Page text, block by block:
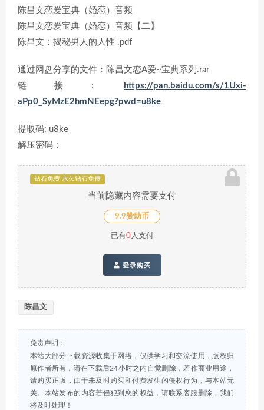
陈昌文恋爱宝典（婚恋）音频
陈昌文恋爱宝典（婚恋）音频【二】
陈昌文：揭秘男人的人性 .pdf
通过网盘分享的文件：陈昌文恋A爱~宝典系列.rar
链接:
https://pan.baidu.com/s/1Uxi-
aPp0_SyMzE2hmNEepg?pwd=u8ke
提取码: u8ke
解压密码：
钻石免费 永久钻石免费
当前隐藏内容需要支付
9.9赞助币
已有0人支付
登录购买
陈昌文
免责声明：
本站大部分下载资源收集于网络，仅供学习和交流使用，版权归
原作者所有，请在下载后24小时之内自觉删除，若作商业用途，
请购买正版，由于未及时购买和付费发生的侵权行为，与本站无
关。本站发布的内容若侵犯到您的权益，请联系客服删除，我们
将及时处理！